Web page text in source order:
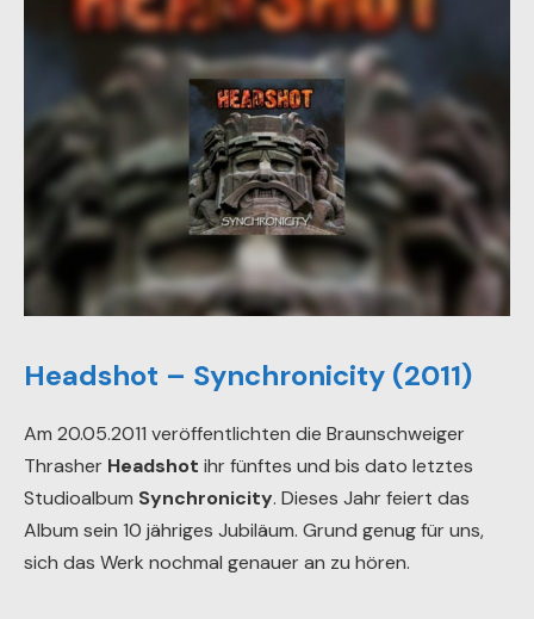
Headshot – Synchronicity (2011)
Am 20.05.2011 veröffentlichten die Braunschweiger
Thrasher Headshot ihr fünftes und bis dato letztes
Studioalbum Synchronicity. Dieses Jahr feiert das
Album sein 10 jähriges Jubiläum. Grund genug für uns,
sich das Werk nochmal genauer an zu hören.